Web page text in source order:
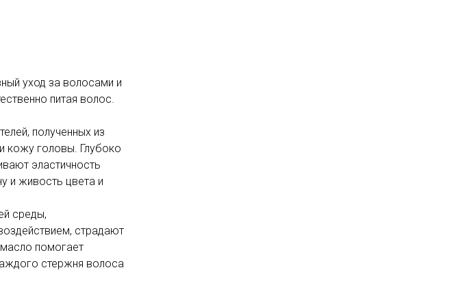
уход за волосами и
питая волос.
полученных из
кожу головы. Глубоко
эластичность
и живость цвета и
среды,
страдают
помогает
стержня волоса